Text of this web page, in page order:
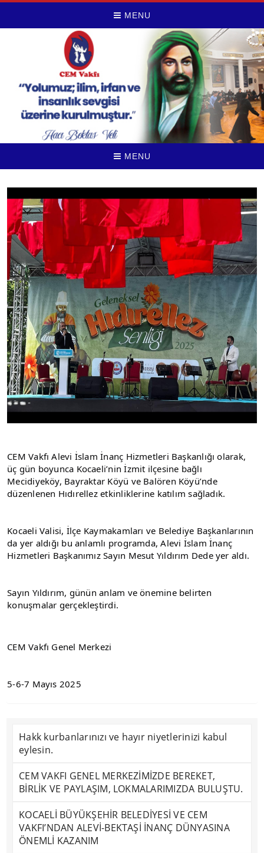
MENU
MENU
CEM Vakfı Alevi İslam İnanç Hizmetleri Başkanlığı olarak,
üç gün boyunca Kocaeli’nin İzmit ilçesine bağlı
Mecidiyeköy, Bayraktar Köyü ve Balören Köyü’nde
düzenlenen Hıdırellez etkinliklerine katılım sağladık.
Kocaeli Valisi, İlçe Kaymakamları ve Belediye Başkanlarının
da yer aldığı bu anlamlı programda, Alevi İslam İnanç
Hizmetleri Başkanımız Sayın Mesut Yıldırım Dede yer aldı.
Sayın Yıldırım, günün anlam ve önemine belirten
konuşmalar gerçekleştirdi.
CEM Vakfı Genel Merkezi
5-6-7 Mayıs 2025
Hakk kurbanlarınızı ve hayır niyetlerinizi kabul
eylesin.
CEM VAKFI GENEL MERKEZİMİZDE BEREKET,
BİRLİK VE PAYLAŞIM, LOKMALARIMIZDA BULUŞTU.
KOCAELİ BÜYÜKŞEHİR BELEDİYESİ VE CEM
VAKFI’NDAN ALEVİ-BEKTAŞİ İNANÇ DÜNYASINA
ÖNEMLİ KAZANIM